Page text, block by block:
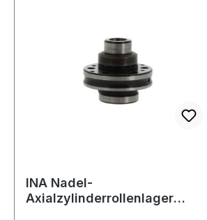
INA Nadel-
Axialzylinderrollenlager